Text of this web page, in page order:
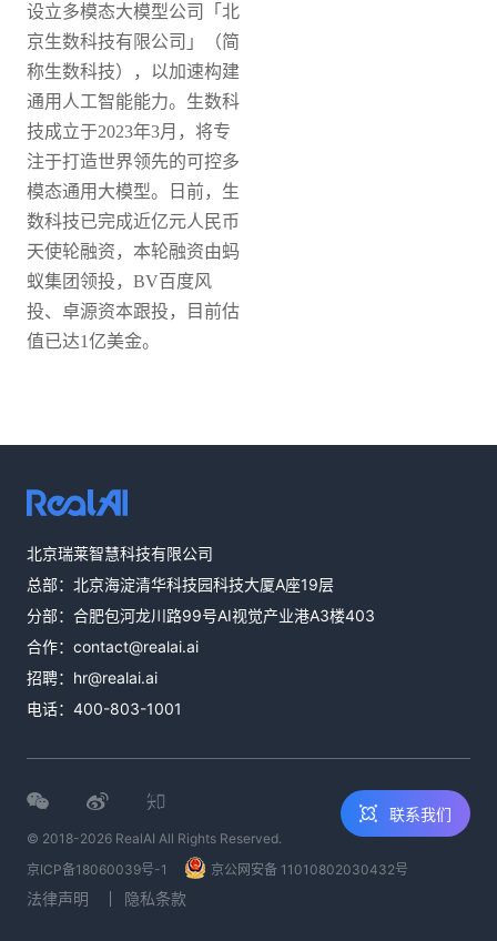
设立多模态大模型公司「北
京生数科技有限公司」（简
称生数科技），以加速构建
通用人工智能能力。 生数科
技成立于2023年3月，将专
注于打造世界领先的可控多
模态通用大模型。日前，生
数科技已完成近亿元人民币
天使轮融资，本轮融资由蚂
蚁集团领投，BV百度风
投、卓源资本跟投，目前估
值已达1亿美金。
北京瑞莱智慧科技有限公司
总部：北京海淀清华科技园科技大厦A座19层
分部：合肥包河龙川路99号AI视觉产业港A3楼403
合作： contact@realai.ai
招聘： hr@realai.ai
电话： 400-803-1001
© 2018-2026 RealAI All Rights Reserved.
京ICP备18060039号-1
京公网安备 11010802030432号
法律声明 隐私条款
联系我们
邮件咨询
contact@realai.ai